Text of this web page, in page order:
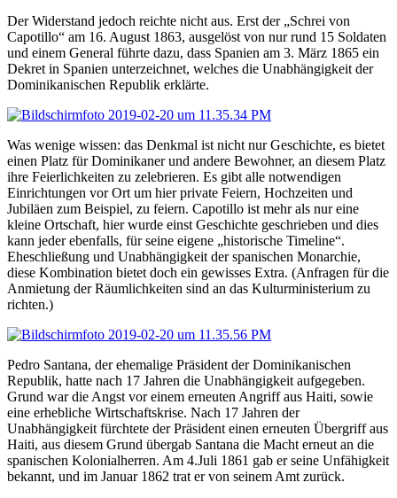
Der Widerstand jedoch reichte nicht aus. Erst der „Schrei von
Capotillo“ am 16. August 1863, ausgelöst von nur rund 15 Soldaten
und einem General führte dazu, dass Spanien am 3. März 1865 ein
Dekret in Spanien unterzeichnet, welches die Unabhängigkeit der
Dominikanischen Republik erklärte.
Was wenige wissen: das Denkmal ist nicht nur Geschichte, es bietet
einen Platz für Dominikaner und andere Bewohner, an diesem Platz
ihre Feierlichkeiten zu zelebrieren. Es gibt alle notwendigen
Einrichtungen vor Ort um hier private Feiern, Hochzeiten und
Jubiläen zum Beispiel, zu feiern. Capotillo ist mehr als nur eine
kleine Ortschaft, hier wurde einst Geschichte geschrieben und dies
kann jeder ebenfalls, für seine eigene „historische Timeline“.
Eheschließung und Unabhängigkeit der spanischen Monarchie,
diese Kombination bietet doch ein gewisses Extra. (Anfragen für die
Anmietung der Räumlichkeiten sind an das Kulturministerium zu
richten.)
Pedro Santana, der ehemalige Präsident der Dominikanischen
Republik, hatte nach 17 Jahren die Unabhängigkeit aufgegeben.
Grund war die Angst vor einem erneuten Angriff aus Haiti, sowie
eine erhebliche Wirtschaftskrise. Nach 17 Jahren der
Unabhängigkeit fürchtete der Präsident einen erneuten Übergriff aus
Haiti, aus diesem Grund übergab Santana die Macht erneut an die
spanischen Kolonialherren. Am 4.Juli 1861 gab er seine Unfähigkeit
bekannt, und im Januar 1862 trat er von seinem Amt zurück.